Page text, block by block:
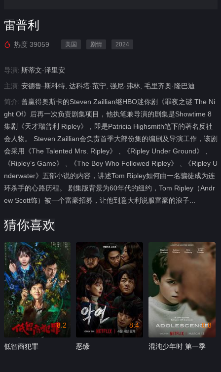
雷普利
热度 39059 美国 剧情 2024
导演: 斯蒂文·泽里安
主演: 安德鲁·斯科特, 达科塔·范宁, 强尼·弗林, 毛里齐奥·隆巴迪
简介: 曾赢得奥斯卡的Steven Zaillian继HBO迷你剧《罪夜之谜 The Ni
ght Of》后再一次负责剧集项目，他执笔兼导演的剧集是Showtime 8
集剧《天才瑞普利 Ripley》，即是Patricia Highsmith笔下的著名反社
会人物。 Steven Zaillian会负责首季大部份集的编剧及导演工作，该剧
会采用《The Talented Mrs. Ripley》﹑《Ripley Under Ground》﹑
《Ripley’s Game》﹑《The Boy Who Followed Ripley》﹑《Ripley U
nderwater》五部小说的内容，讲述Tom Ripley如何由一名骗徒成为连
环杀手的心路历程。 剧集版背景为60年代的纽约，Tom Ripley（Andr
ew Scott饰）被一个富豪招募，让他到意大利说服富豪的浪子...
猜你喜欢
8.2
低智商犯罪
8.4
恶缘
8.8
混沌少年时 第一季